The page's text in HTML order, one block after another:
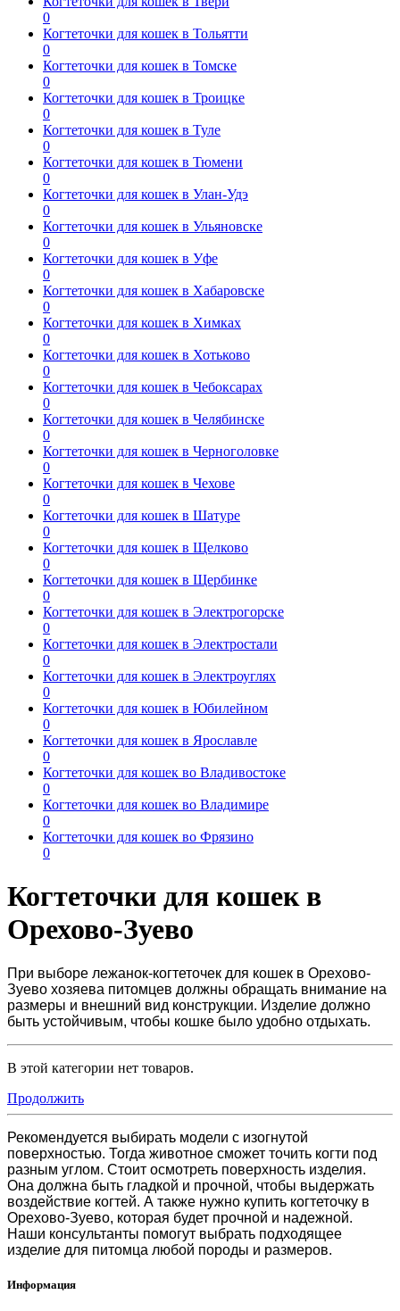
0
Когтеточки для кошек в Тольятти
0
Когтеточки для кошек в Томске
0
Когтеточки для кошек в Троицке
0
Когтеточки для кошек в Туле
0
Когтеточки для кошек в Тюмени
0
Когтеточки для кошек в Улан-Удэ
0
Когтеточки для кошек в Ульяновске
0
Когтеточки для кошек в Уфе
0
Когтеточки для кошек в Хабаровске
0
Когтеточки для кошек в Химках
0
Когтеточки для кошек в Хотьково
0
Когтеточки для кошек в Чебоксарах
0
Когтеточки для кошек в Челябинске
0
Когтеточки для кошек в Черноголовке
0
Когтеточки для кошек в Чехове
0
Когтеточки для кошек в Шатуре
0
Когтеточки для кошек в Щелково
0
Когтеточки для кошек в Щербинке
0
Когтеточки для кошек в Электрогорске
0
Когтеточки для кошек в Электростали
0
Когтеточки для кошек в Электроуглях
0
Когтеточки для кошек в Юбилейном
0
Когтеточки для кошек в Ярославле
0
Когтеточки для кошек во Владивостоке
0
Когтеточки для кошек во Владимире
0
Когтеточки для кошек во Фрязино
0
Когтеточки для кошек в
Орехово-Зуево
При выборе лежанок-когтеточек для кошек в Орехово-
Зуево хозяева питомцев должны обращать внимание на
размеры и внешний вид конструкции. Изделие должно
быть устойчивым, чтобы кошке было удобно отдыхать.
В этой категории нет товаров.
Продолжить
Рекомендуется выбирать модели с изогнутой
поверхностью. Тогда животное сможет точить когти под
разным углом. Стоит осмотреть поверхность изделия.
Она должна быть гладкой и прочной, чтобы выдержать
воздействие когтей. А также нужно купить когтеточку в
Орехово-Зуево, которая будет прочной и надежной.
Наши консультанты помогут выбрать подходящее
изделие для питомца любой породы и размеров.
Информация